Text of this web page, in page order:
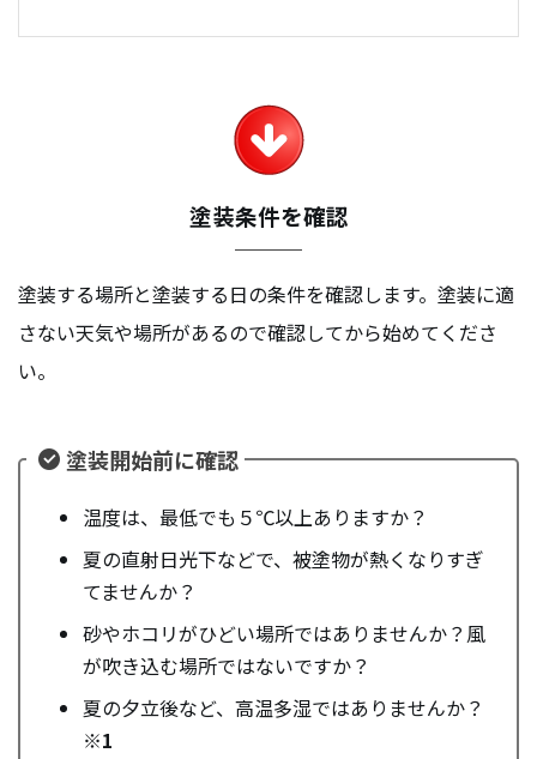
塗装条件を確認
塗装する場所と塗装する日の条件を確認します。塗装に適
さない天気や場所があるので確認してから始めてくださ
い。
塗装開始前に確認
温度は、最低でも５℃以上ありますか？
夏の直射日光下などで、被塗物が熱くなりすぎ
てませんか？
砂やホコリがひどい場所ではありませんか？風
が吹き込む場所ではないですか？
夏の夕立後など、高温多湿ではありませんか？
※1